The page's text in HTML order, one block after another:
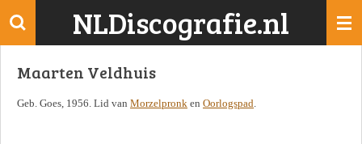
Ga
de
NLDiscografie.nl
Maarten Veldhuis
Geb. Goes, 1956. Lid van Morzelpronk en Oorlogspad.